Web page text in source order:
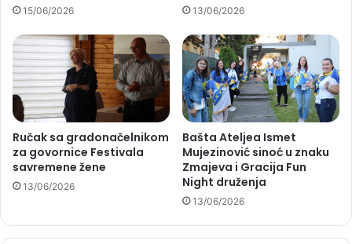
15/06/2026 13/06/2026
Ručak sa gradonačelnikom
za govornice Festivala
savremene žene
13/06/2026
Bašta Ateljea Ismet
Mujezinović sinoć u znaku
Zmajeva i Gracija Fun
Night druženja
13/06/2026